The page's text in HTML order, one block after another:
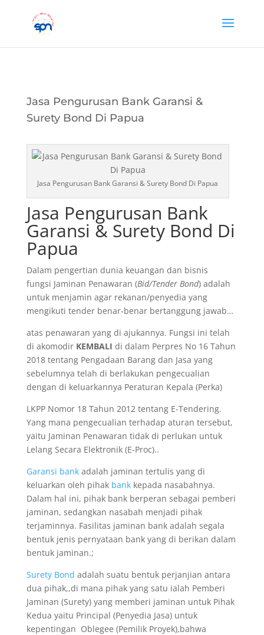
Jasa Pengurusan Bank Garansi &
Surety Bond Di Papua
Jasa Pengurusan Bank Garansi & Surety Bond Di Papua
Jasa Pengurusan Bank
Garansi & Surety Bond Di
Papua
Dalam pengertian dunia keuangan dan bisnis
fungsi Jaminan Penawaran (Bid/Tender Bond) adalah
untuk menjamin agar rekanan/penyedia yang
mengikuti tender benar-benar bertanggung jawab…
atas penawaran yang di ajukannya. Fungsi ini telah
di akomodir KEMBALI di dalam Perpres No 16 Tahun
2018 tentang Pengadaan Barang dan Jasa yang
sebelumnya telah di berlakukan pengecualian
dengan di keluarkannya Peraturan Kepala (Perka)
LKPP Nomor 18 Tahun 2012 tentang E-Tendering.
Yang mana pengecualian terhadap aturan tersebut,
yaitu Jaminan Penawaran tidak di perlukan untuk
Lelang Secara Elektronik (E-Proc)..
Garansi bankadalah jaminan tertulis yang di
keluarkan oleh pihak bankkepada nasabahnya.
Dalam hal ini, pihak bank berperan sebagai pemberi
jaminan, sedangkan nasabah menjadi pihak
terjaminnya. Fasilitas jaminan bank adalah segala
bentuk jenis pernyataan bank yang di berikan dalam
bentuk jaminan.;
Surety Bond adalah suatu bentuk perjanjian antara
dua pihak,,di mana pihak yang satu ialah Pemberi
Jaminan (Surety) yang memberi jaminan untuk Pihak
Kedua yaitu Principal (Penyedia Jasa) untuk
kepentingan Oblegee (Pemilik Proyek),bahwa